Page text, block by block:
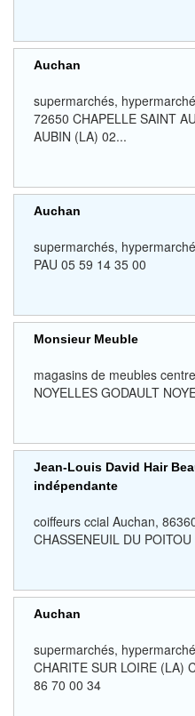
Auchan
supermarchés,
72650 CHAPELLE SAINT
AUBIN (LA) 02...
Auchan
supermarchés,
PAU 05 59 14 35 00
Monsieur Meuble
magasins de meubles
NOYELLES GODAULT
Jean-Louis David Hair
indépendante
coiffeurs ccial Auchan,
CHASSENEUIL DU POITOU
Auchan
supermarchés,
CHARITE SUR LOIRE (LA)
86 70 00 34